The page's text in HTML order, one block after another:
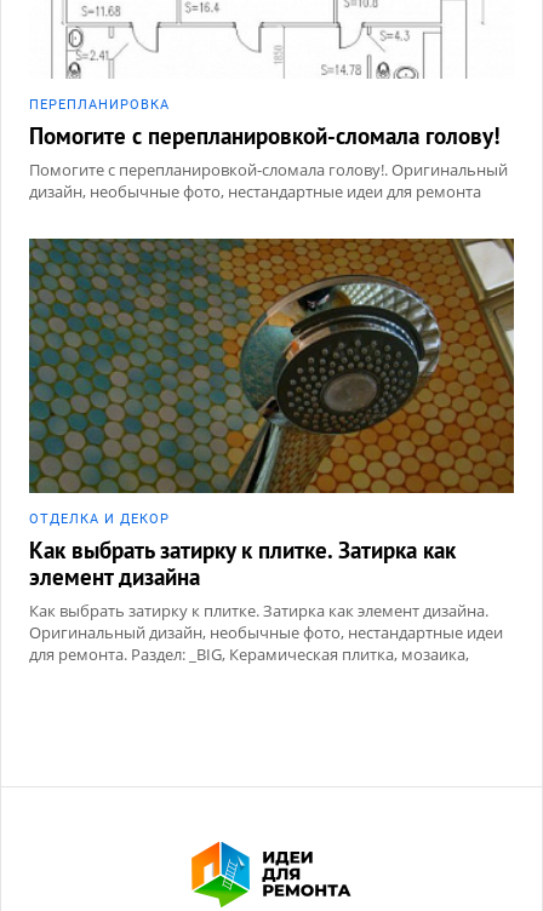
ПЕРЕПЛАНИРОВКА
Помогите с перепланировкой-сломала голову!
Помогите с перепланировкой-сломала голову!. Оригинальный
дизайн, необычные фото, нестандартные идеи для ремонта
ОТДЕЛКА И ДЕКОР
Как выбрать затирку к плитке. Затирка как
элемент дизайна
Как выбрать затирку к плитке. Затирка как элемент дизайна.
Оригинальный дизайн, необычные фото, нестандартные идеи
для ремонта. Раздел: _BIG, Керамическая плитка, мозаика,